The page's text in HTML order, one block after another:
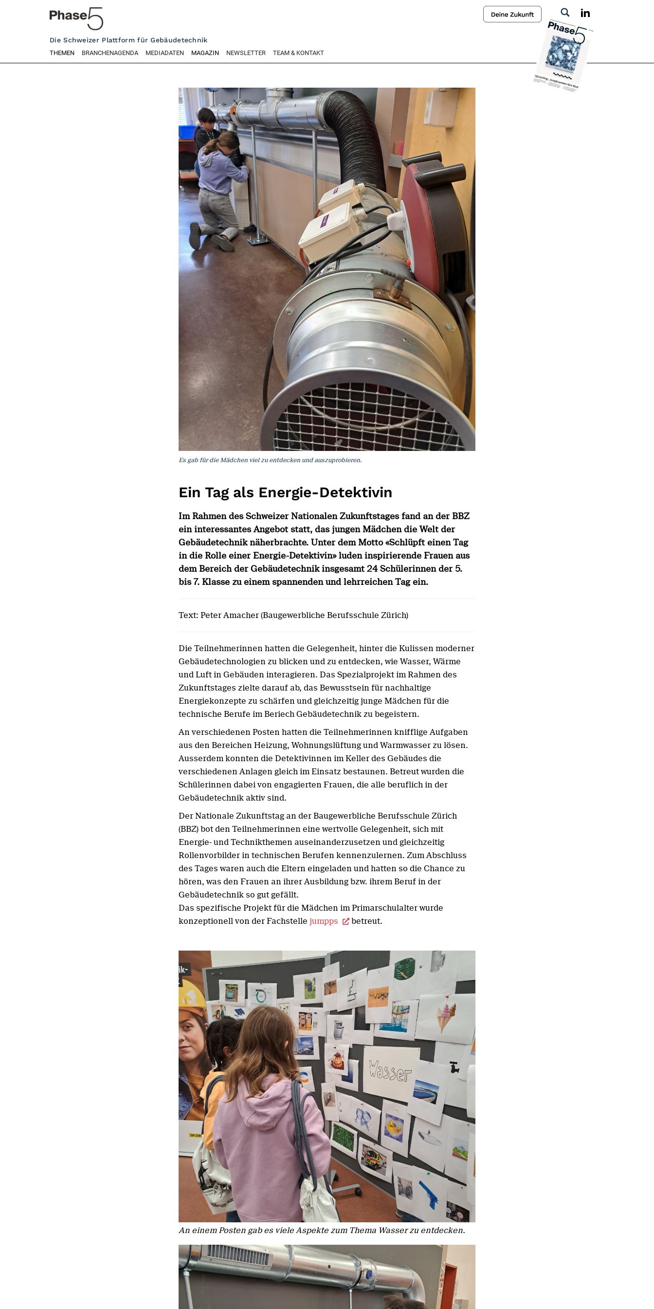
Die Schweizer Plattform für Gebäudetechnik
THEMEN BRANCHENAGENDA MEDIADATEN MAGAZIN NEWSLETTER TEAM & KONTAKT
Es gab für die Mädchen viel zu entdecken und auszuprobieren.
Ein Tag als Energie-Detektivin
Im Rahmen des Schweizer Nationalen Zukunftstages fand an der BBZ
ein interessantes Angebot statt, das jungen Mädchen die Welt der
Gebäudetechnik näherbrachte. Unter dem Motto «Schlüpft einen Tag
in die Rolle einer Energie-Detektivin» luden inspirierende Frauen aus
dem Bereich der Gebäudetechnik insgesamt 24 Schülerinnen der 5.
bis 7. Klasse zu einem spannenden und lehrreichen Tag ein.
Text: Peter Amacher (Baugewerbliche Berufsschule Zürich)
Die Teilnehmerinnen hatten die Gelegenheit, hinter die Kulissen moderner
Gebäudetechnologien zu blicken und zu entdecken, wie Wasser, Wärme
und Luft in Gebäuden interagieren. Das Spezialprojekt im Rahmen des
Zukunftstages zielte darauf ab, das Bewusstsein für nachhaltige
Energiekonzepte zu schärfen und gleichzeitig junge Mädchen für die
technische Berufe im Beriech Gebäudetechnik zu begeistern.
An verschiedenen Posten hatten die Teilnehmerinnen knifflige Aufgaben
aus den Bereichen Heizung, Wohnungslüftung und Warmwasser zu lösen.
Ausserdem konnten die Detektivinnen im Keller des Gebäudes die
verschiedenen Anlagen gleich im Einsatz bestaunen. Betreut wurden die
Schülerinnen dabei von engagierten Frauen, die alle beruflich in der
Gebäudetechnik aktiv sind.
Der Nationale Zukunftstag an der Baugewerbliche Berufsschule Zürich
(BBZ) bot den Teilnehmerinnen eine wertvolle Gelegenheit, sich mit
Energie- und Technikthemen auseinanderzusetzen und gleichzeitig
Rollenvorbilder in technischen Berufen kennenzulernen. Zum Abschluss
des Tages waren auch die Eltern eingeladen und hatten so die Chance zu
hören, was den Frauen an ihrer Ausbildung bzw. ihrem Beruf in der
Gebäudetechnik so gut gefällt.
Das spezifische Projekt für die Mädchen im Primarschulalter wurde
konzeptionell von der Fachstelle jumpps betreut.
An einem Posten gab es viele Aspekte zum Thema Wasser zu entdecken.